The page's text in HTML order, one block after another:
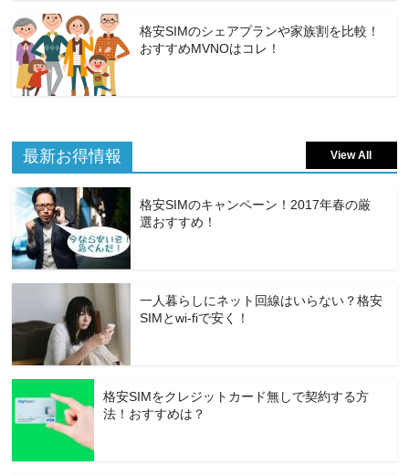
格安SIMのシェアプランや家族割を比較！
おすすめMVNOはコレ！
最新お得情報 View All
格安SIMのキャンペーン！2017年春の厳
選おすすめ！
一人暮らしにネット回線はいらない？格安
SIMとwi-fiで安く！
格安SIMをクレジットカード無しで契約する方
法！おすすめは？